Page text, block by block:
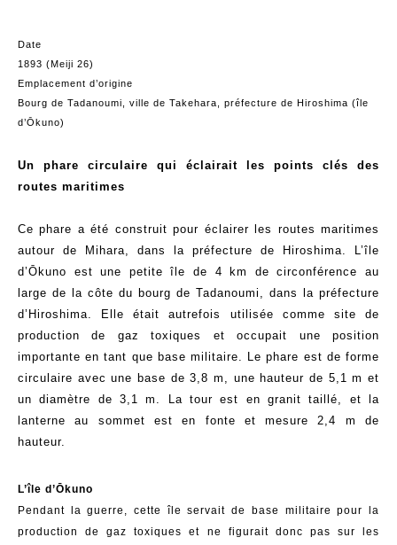
Date
1893 (Meiji 26)
Emplacement d’origine
Bourg de Tadanoumi, ville de Takehara, préfecture de Hiroshima (île
d’Ōkuno)
Un phare circulaire qui éclairait les points clés des
routes maritimes
Ce phare a été construit pour éclairer les routes maritimes
autour de Mihara, dans la préfecture de Hiroshima. L’île
d’Ōkuno est une petite île de 4 km de circonférence au
large de la côte du bourg de Tadanoumi, dans la préfecture
d’Hiroshima. Elle était autrefois utilisée comme site de
production de gaz toxiques et occupait une position
importante en tant que base militaire. Le phare est de forme
circulaire avec une base de 3,8 m, une hauteur de 5,1 m et
un diamètre de 3,1 m. La tour est en granit taillé, et la
lanterne au sommet est en fonte et mesure 2,4 m de
hauteur.
L’île d’Ōkuno
Pendant la guerre, cette île servait de base militaire pour la
production de gaz toxiques et ne figurait donc pas sur les